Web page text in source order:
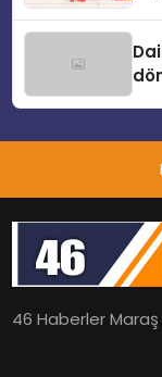
46 Haberler